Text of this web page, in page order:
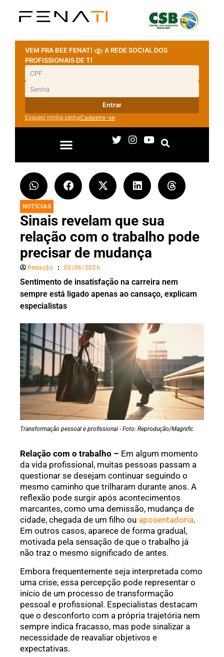
VEM PRA BEE FENATI
A REDE SOCIAL DOS
PROFISSIONAIS DE TI
Entrar
Esqueci minha senhaCadastre-se
NOTÍCIAS
Sinais revelam que sua
relação com o trabalho pode
precisar de mudança
Redação 03/06/2026
Sentimento de insatisfação na carreira nem
sempre está ligado apenas ao cansaço, explicam
especialistas
Transformação pessoal e profissional - Foto: Reprodução/Magnific
Relação com o trabalho – Em algum momento
da vida profissional, muitas pessoas passam a
questionar se desejam continuar seguindo o
mesmo caminho que trilharam durante anos. A
reflexão pode surgir após acontecimentos
marcantes, como uma demissão, mudança de
cidade, chegada de um filho ou aposentadoria.
Em outros casos, aparece de forma gradual,
motivada pela sensação de que o trabalho já
não traz o mesmo significado de antes.
Embora frequentemente seja interpretada como
uma crise, essa percepção pode representar o
início de um processo de transformação
pessoal e profissional. Especialistas destacam
que o desconforto com a própria trajetória nem
sempre indica fracasso, mas pode sinalizar a
necessidade de reavaliar objetivos e
expectativas.